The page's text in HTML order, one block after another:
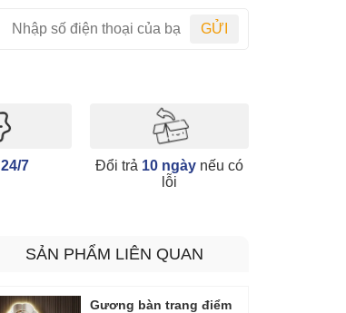
GỬI
24/7 Đổi trả 10 ngày nếu có
lỗi
SẢN PHẨM LIÊN QUAN
Gương bàn trang điểm